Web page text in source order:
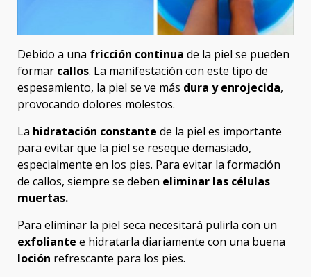
Debido a una fricción continua de la piel se pueden
formar callos. La manifestación con este tipo de
espesamiento, la piel se ve más dura y enrojecida,
provocando dolores molestos.
La hidratación constante de la piel es importante
para evitar que la piel se reseque demasiado,
especialmente en los pies. Para evitar la formación
de callos, siempre se deben eliminar las células
muertas.
Para eliminar la piel seca necesitará pulirla con un
exfoliante e hidratarla diariamente con una buena
loción refrescante para los pies.